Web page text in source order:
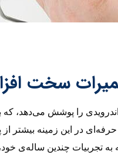
سخت
را پوشش می‌دهد، که
حرفه‌ای در این زمینه
به تجربیات چندین ساله‌ی